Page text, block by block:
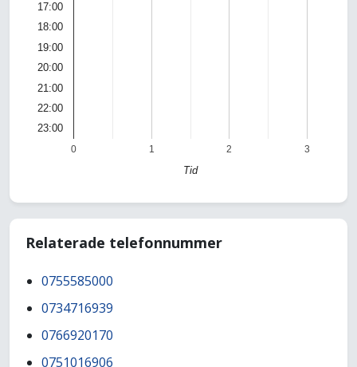
0 1 2 3
17:00
18:00
19:00
20:00
21:00
22:00
23:00
Tid
Relaterade telefonnummer
0755585000
0734716939
0766920170
0751016906